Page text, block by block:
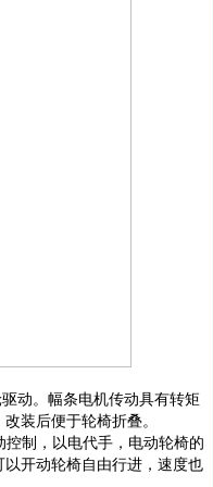
动。幅条电机传动具有转矩
装后便于轮椅折叠。
制，以电代手，电动轮椅的
开动轮椅自由行进，速度也